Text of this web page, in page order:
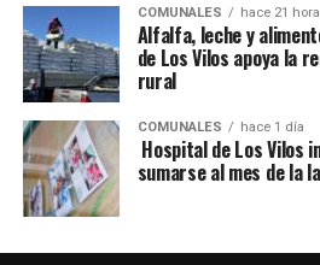
COMUNALES hace 21
Alfalfa, leche y
de Los Vilos apoya la
rural
COMUNALES hace 1 día
Hospital de Los Vilos
sumarse al mes de la